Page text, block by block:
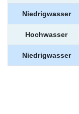
Niedrigwasser
Hochwasser
Niedrigwasser